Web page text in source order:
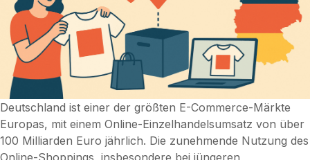
Deutschland ist einer der größten E-Commerce-Märkte
Europas, mit einem Online-Einzelhandelsumsatz von über
100 Milliarden Euro jährlich. Die zunehmende Nutzung des
Online-Shoppings, insbesondere bei jüngeren